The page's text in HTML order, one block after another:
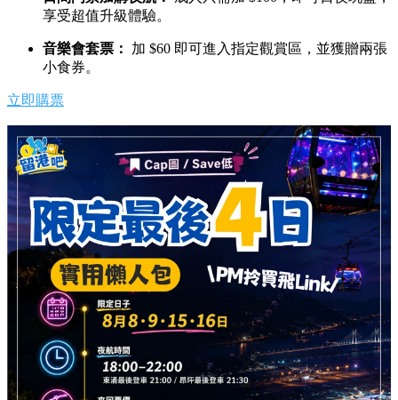
享受超值升級體驗。
音樂會套票：
加 $60 即可進入指定觀賞區，並獲贈兩張
小食券。
立即購票